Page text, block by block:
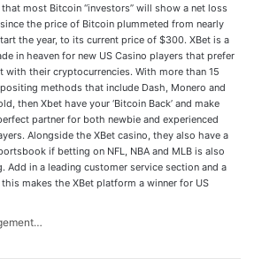
most Bitcoin “investors” will show a net loss
the price of Bitcoin plummeted from nearly
the year, to its current price of $300. XBet is a
in heaven for new US Casino players that prefer
with their cryptocurrencies. With more than 15
methods that include Dash, Monero and
then Xbet have your ‘Bitcoin Back’ and make
partner for both newbie and experienced
Alongside the XBet casino, they also have a
if betting on NFL, NBA and MLB is also
Add in a leading customer service section and a
makes the XBet platform a winner for US